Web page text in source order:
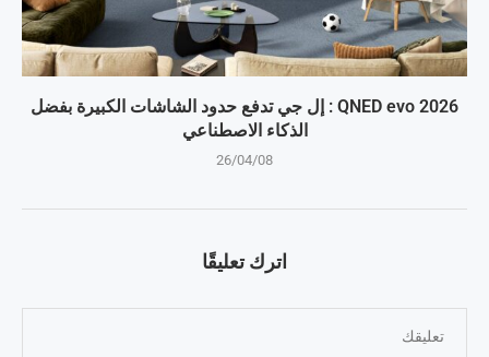
QNED evo 2026 : إل جي تدفع حدود الشاشات الكبيرة بفضل
الذكاء الاصطناعي
26/04/08
اترك تعليقًا